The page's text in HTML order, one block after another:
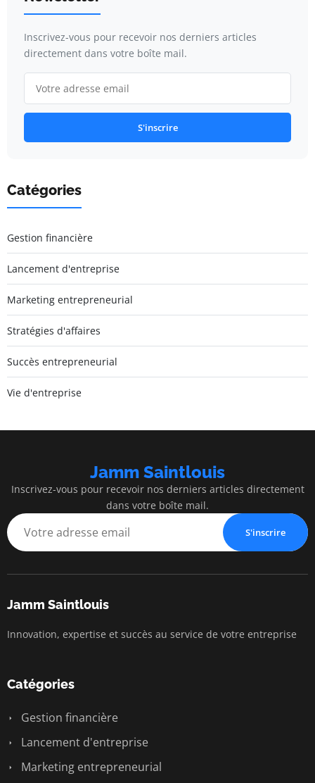
Inscrivez-vous pour recevoir nos derniers articles
directement dans votre boîte mail.
S'inscrire
Catégories
Gestion financière
Lancement d'entreprise
Marketing entrepreneurial
Stratégies d'affaires
Succès entrepreneurial
Vie d'entreprise
Jamm Saintlouis
Inscrivez-vous pour recevoir nos derniers articles directement
dans votre boîte mail.
S'inscrire
Jamm Saintlouis
Innovation, expertise et succès au service de votre entreprise
Catégories
Gestion financière
Lancement d'entreprise
Marketing entrepreneurial